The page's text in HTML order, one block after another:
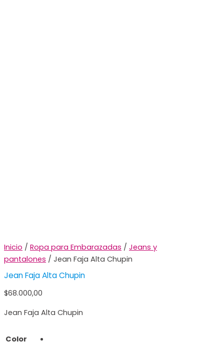
Inicio / Ropa para Embarazadas / Jeans y
pantalones / Jean Faja Alta Chupin
Jean Faja Alta Chupin
$68.000,00
Jean Faja Alta Chupin
Color